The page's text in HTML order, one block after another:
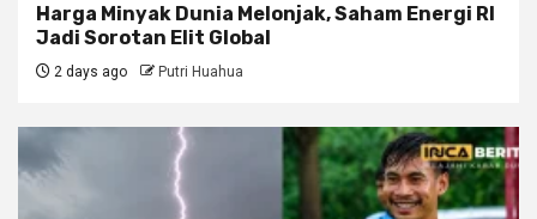
Harga Minyak Dunia Melonjak, Saham Energi RI
Jadi Sorotan Elit Global
2 days ago Putri Huahua